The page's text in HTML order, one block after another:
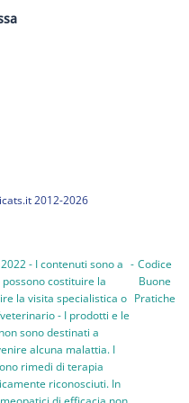
2012-2026
- I contenuti sono a
costituire la
la visita specialistica o
- I prodotti e le
sono destinati a
alcuna malattia. I
rimedi di terapia
riconosciuti. In
- Codice
Buone
Pratiche